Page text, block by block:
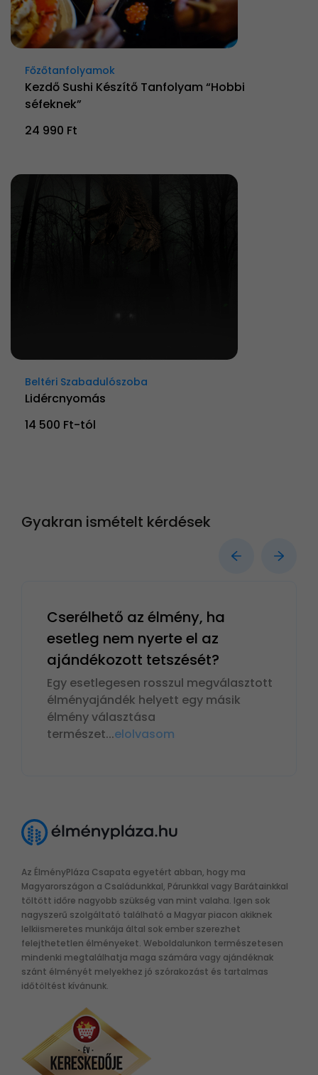
Főzőtanfolyamok
Kezdő Sushi Készítő Tanfolyam “Hobbi
séfeknek”
24 990 Ft
Beltéri Szabadulószoba
Lidércnyomás
14 500 Ft-tól
Gyakran ismételt kérdések
Cserélhető az élmény, ha
esetleg nem nyerte el az
ajándékozott tetszését?
Egy esetlegesen rosszul megválasztott
élményajándék helyett egy másik
élmény választása
természet...elolvasom
Az ÉlményPláza Csapata egyetért abban, hogy ma
Magyarországon a Családunkkal, Párunkkal vagy Barátainkkal
töltött időre nagyobb szükség van mint valaha. Igen sok
nagyszerű szolgáltató található a Magyar piacon akiknek
lelkiismeretes munkája által sok ember szerezhet
felejthetetlen élményeket. Weboldalunkon természetesen
mindenki megtalálhatja maga számára vagy ajándéknak
szánt élményét melyekhez jó szórakozást és tartalmas
időtöltést kívánunk.